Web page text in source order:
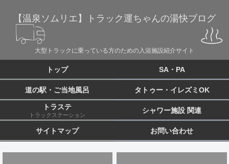
【温泉ソムリエ】トラック運ちゃんの湯快ブログ
大型トラックに乗っている方のための入浴施設紹介サイト
トップ SA・PA
道の駅・ご当地風呂 タトゥー・イレズミOK
トラステ
トラックステーション
シャワー施設 関連
サイトマップ お問い合わせ